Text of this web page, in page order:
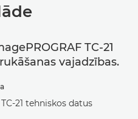
TC-21
vajadzības.
21 tehniskos datus